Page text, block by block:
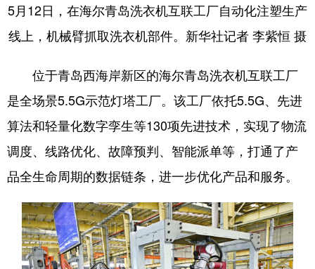
悦读 公益 书画 一带一路
亚太网 上市公司 投教基地
地方频道
首页 山东新闻 图片 专题·访谈
政事 文旅 社会民生 山东产经
文娱 融媒秀 地市 科教
健康 微视齐鲁
5月12日，在海尔青岛洗衣机互联工厂自动化注塑生产
线上，机械臂抓取洗衣机部件。新华社记者 李紫恒 摄
位于青岛西海岸新区的海尔青岛洗衣机互联工厂
是全场景5.5G示范灯塔工厂。该工厂依托5.5G、先进
算法和轻量化数字孪生等130项先进技术，实现了物流
调度、线路优化、故障预判、智能派单等，打通了产
品全生命周期的数据链条，进一步优化产品和服务。